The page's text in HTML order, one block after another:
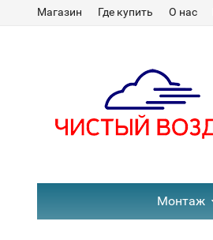
Магазин Где купить О нас
Монтаж